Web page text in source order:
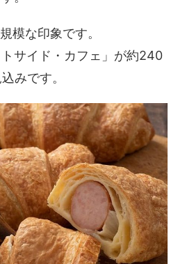
模な印象です。
サイド・カフェ」が約240
みです。